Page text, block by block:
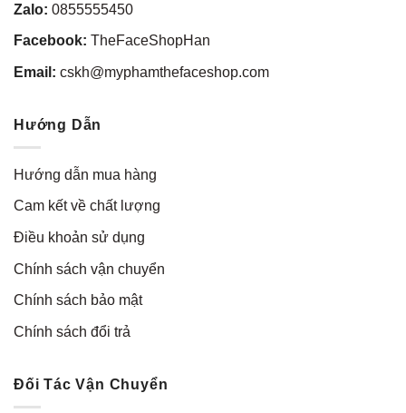
Zalo: 0855555450
Facebook: TheFaceShopHan
Email: cskh@myphamthefaceshop.com
Hướng Dẫn
Hướng dẫn mua hàng
Cam kết về chất lượng
Điều khoản sử dụng
Chính sách vận chuyển
Chính sách bảo mật
Chính sách đổi trả
Đối Tác Vận Chuyển